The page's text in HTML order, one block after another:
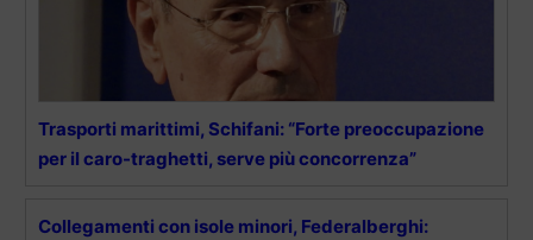
Trasporti marittimi, Schifani: “Forte preoccupazione
per il caro-traghetti, serve più concorrenza”
Collegamenti con isole minori, Federalberghi: